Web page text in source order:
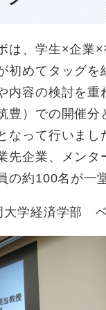
、学生×企業
初めてタッグ
内容の検討を
豊）での開催
なって行いま
先企業、メン
の約100名が一
大学経済学部